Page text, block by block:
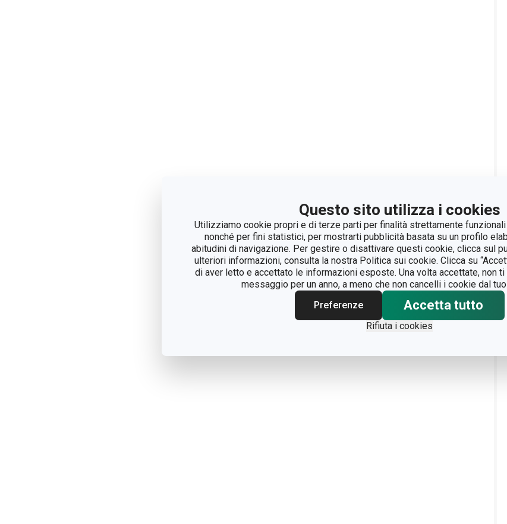
Questo sito utilizza i cookies
Utilizziamo cookie propri e di terze parti per finalità strettamente
nonché per fini statistici, per mostrarti pubblicità basata su un profilo
abitudini di navigazione. Per gestire o disattivare questi cookie, clicca sul
ulteriori informazioni, consulta la nostra Politica sui cookie. Clicca su
di aver letto e accettato le informazioni esposte. Una volta accettate, non
messaggio per un anno, a meno che non cancelli i cookie dal
Preferenze
Accetta tutto
Rifiuta i cookies